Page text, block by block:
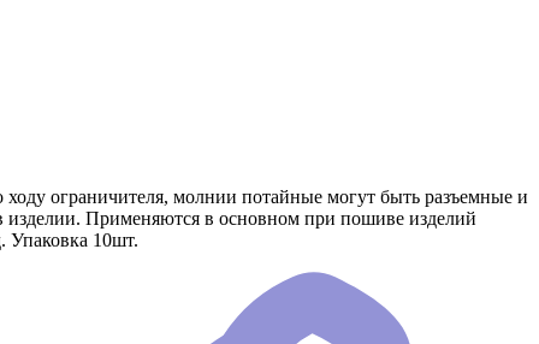
ограничителя, молнии потайные могут быть разъемные и
изделии. Применяются в основном при пошиве изделий
Упаковка 10шт.